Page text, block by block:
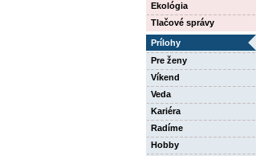
Ekológia
Tlačové správy
Prílohy
Pre ženy
Víkend
Veda
Kariéra
Radíme
Hobby